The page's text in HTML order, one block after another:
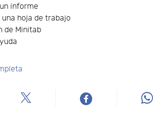
informe
hoja de trabajo
de Minitab